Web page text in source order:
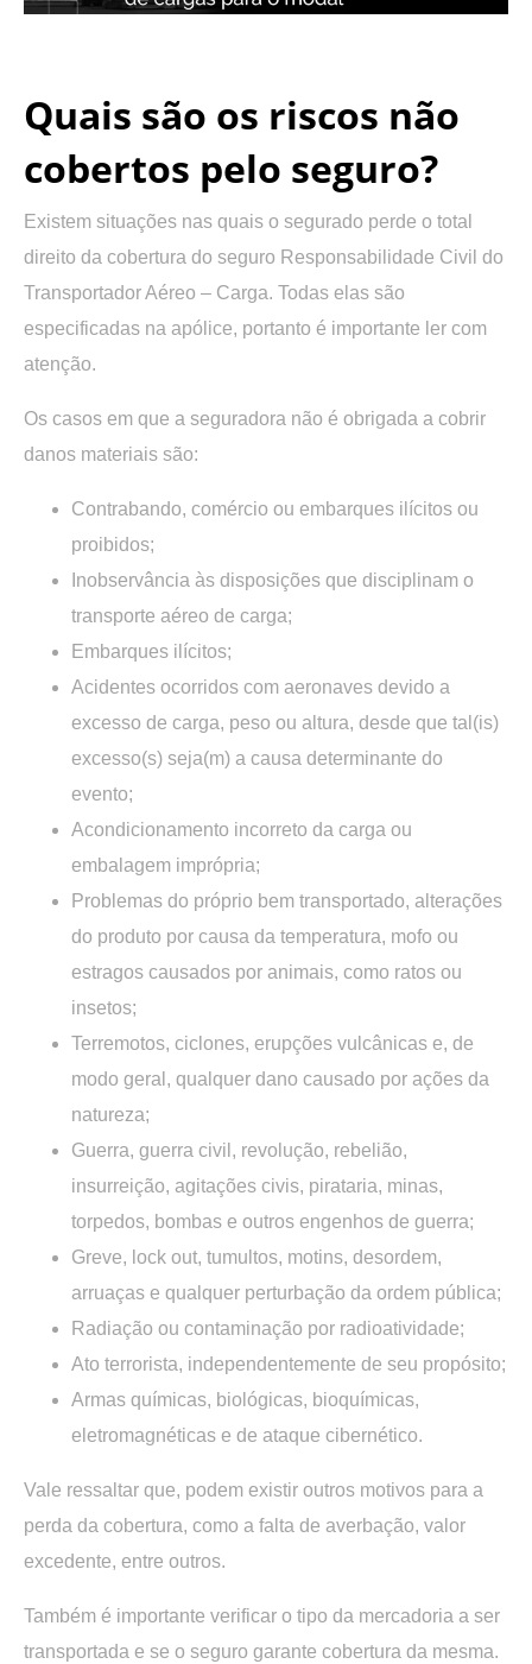
Quais são os riscos não
cobertos pelo seguro?
Existem situações nas quais o segurado perde o total
direito da cobertura do seguro Responsabilidade Civil do
Transportador Aéreo – Carga. Todas elas são
especificadas na apólice, portanto é importante ler com
atenção.
Os casos em que a seguradora não é obrigada a cobrir
danos materiais são:
Contrabando, comércio ou embarques ilícitos ou
proibidos;
Inobservância às disposições que disciplinam o
transporte aéreo de carga;
Embarques ilícitos;
Acidentes ocorridos com aeronaves devido a
excesso de carga, peso ou altura, desde que tal(is)
excesso(s) seja(m) a causa determinante do
evento;
Acondicionamento incorreto da carga ou
embalagem imprópria;
Problemas do próprio bem transportado, alterações
do produto por causa da temperatura, mofo ou
estragos causados por animais, como ratos ou
insetos;
Terremotos, ciclones, erupções vulcânicas e, de
modo geral, qualquer dano causado por ações da
natureza;
Guerra, guerra civil, revolução, rebelião,
insurreição, agitações civis, pirataria, minas,
torpedos, bombas e outros engenhos de guerra;
Greve, lock out, tumultos, motins, desordem,
arruaças e qualquer perturbação da ordem pública;
Radiação ou contaminação por radioatividade;
Ato terrorista, independentemente de seu propósito;
Armas químicas, biológicas, bioquímicas,
eletromagnéticas e de ataque cibernético.
Vale ressaltar que, podem existir outros motivos para a
perda da cobertura, como a falta de averbação, valor
excedente, entre outros.
Também é importante verificar o tipo da mercadoria a ser
transportada e se o seguro garante cobertura da mesma.